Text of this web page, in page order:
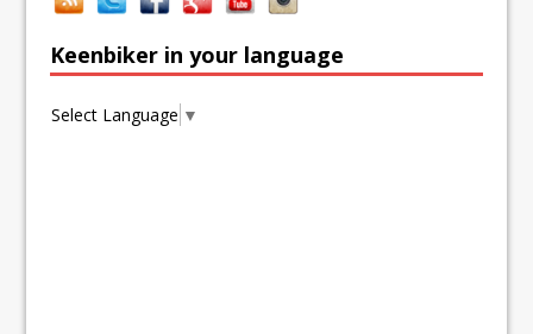
Keenbiker in your language
Select Language ▼